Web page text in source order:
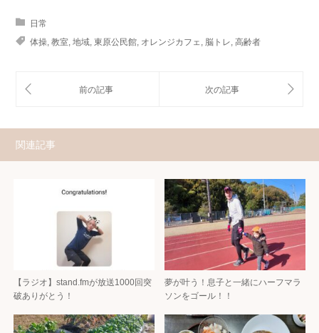
日常
体操 教室 地域 東原公民館 オレンジカフェ 脳トレ 高齢者
関連記事
【ラジオ】stand.fmが放送1000回突
破ありがとう！
夢が叶う！息子と一緒にハーフマラ
ソンをゴール！！